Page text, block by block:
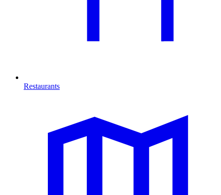
Restaurants